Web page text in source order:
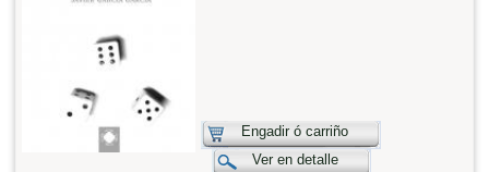
Engadir ó carriño
Ver en detalle